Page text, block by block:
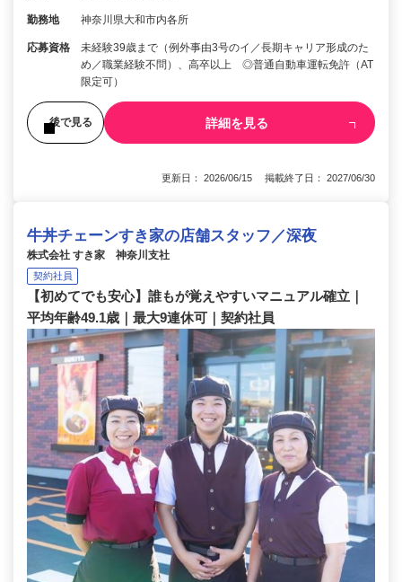
勤務地 神奈川県大和市内各所
応募資格
未経験39歳まで（例外事由3号のイ／長期キャリア形成のた
め／職業経験不問）、高卒以上 ◎普通自動車運転免許（AT
限定可）
後で見る 詳細を見る
更新日： 2026/06/15 掲載終了日： 2027/06/30
牛丼チェーンすき家の店舗スタッフ／深夜
株式会社 すき家 神奈川支社
契約社員
【初めてでも安心】誰もが覚えやすいマニュアル確立｜
平均年齢49.1歳｜最大9連休可｜契約社員